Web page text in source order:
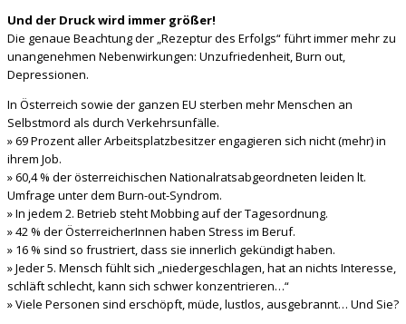
Und der Druck wird immer größer!
Die genaue Beachtung der „Rezeptur des Erfolgs“ führt immer mehr zu
unangenehmen Nebenwirkungen: Unzufriedenheit, Burn out,
Depressionen.
In Österreich sowie der ganzen EU sterben mehr Menschen an
Selbstmord als durch Verkehrsunfälle.
» 69 Prozent aller Arbeitsplatzbesitzer engagieren sich nicht (mehr) in
ihrem Job.
» 60,4 % der österreichischen Nationalratsabgeordneten leiden lt.
Umfrage unter dem Burn-out-Syndrom.
» In jedem 2. Betrieb steht Mobbing auf der Tagesordnung.
» 42 % der ÖsterreicherInnen haben Stress im Beruf.
» 16 % sind so frustriert, dass sie innerlich gekündigt haben.
» Jeder 5. Mensch fühlt sich „niedergeschlagen, hat an nichts Interesse,
schläft schlecht, kann sich schwer konzentrieren…“
» Viele Personen sind erschöpft, müde, lustlos, ausgebrannt… Und Sie?